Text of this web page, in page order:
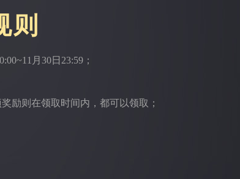
则
月30日23:59；
励则在领取时间内，都可以领取；